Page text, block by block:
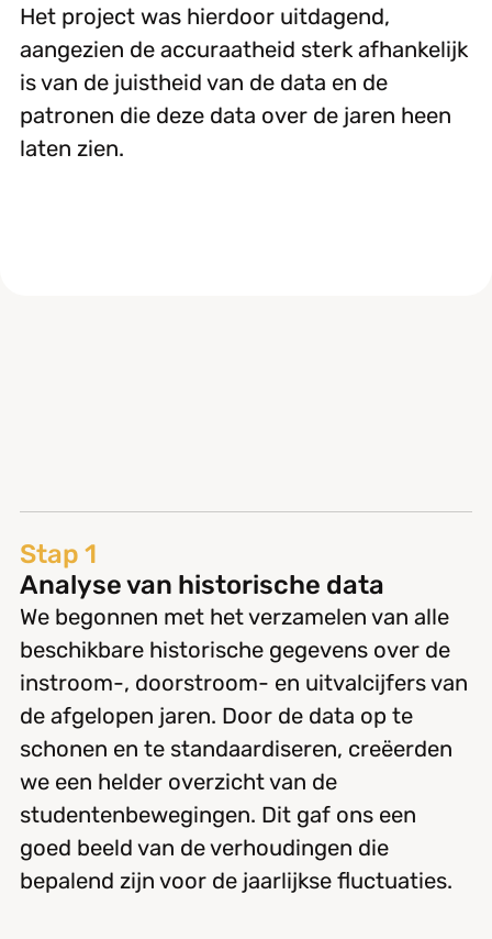
Het project was hierdoor uitdagend,
aangezien de accuraatheid sterk afhankelijk
is van de juistheid van de data en de
patronen die deze data over de jaren heen
laten zien.
Stap 1
Analyse van historische data
We begonnen met het verzamelen van alle
beschikbare historische gegevens over de
instroom-, doorstroom- en uitvalcijfers van
de afgelopen jaren. Door de data op te
schonen en te standaardiseren, creëerden
we een helder overzicht van de
studentenbewegingen. Dit gaf ons een
goed beeld van de verhoudingen die
bepalend zijn voor de jaarlijkse fluctuaties.